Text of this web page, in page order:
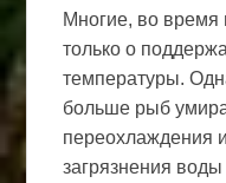
Многие, во время
только о
температуры.
больше рыб
переохлаждения
загрязнения воды